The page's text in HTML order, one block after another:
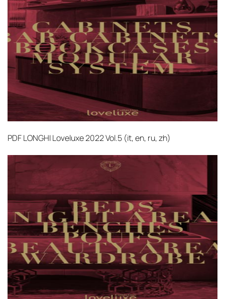
PDFLONGHI Loveluxe 2022 Vol.5 (it, en, ru, zh)‎